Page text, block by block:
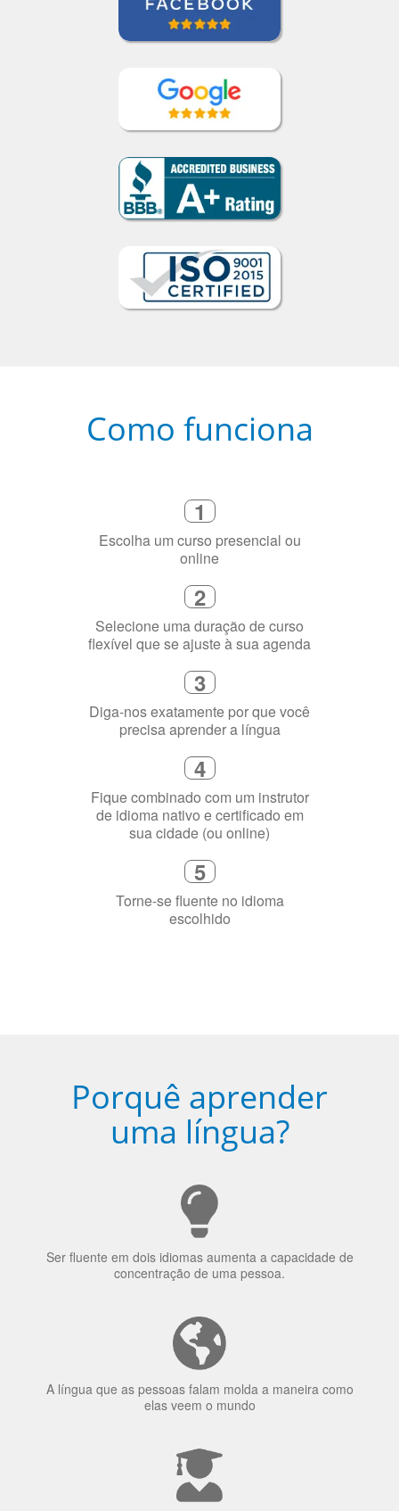
Como funciona
1
Escolha um curso presencial ou
online
2
Selecione uma duração de curso
flexível que se ajuste à sua agenda
3
Diga-nos exatamente por que você
precisa aprender a língua
4
Fique combinado com um instrutor
de idioma nativo e certificado em
sua cidade (ou online)
5
Torne-se fluente no idioma
escolhido
Porquê aprender
uma língua?
Ser fluente em dois idiomas aumenta a capacidade de
concentração de uma pessoa.
A língua que as pessoas falam molda a maneira como
elas veem o mundo